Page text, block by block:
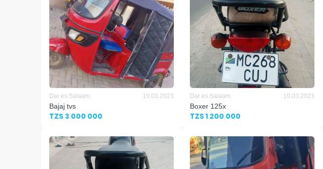
Dar es Salaam 10.03.2023
Bajaj tvs
TZS 3 000 000
Dar es Salaam 10.03.2023
Boxer 125x
TZS 1 200 000